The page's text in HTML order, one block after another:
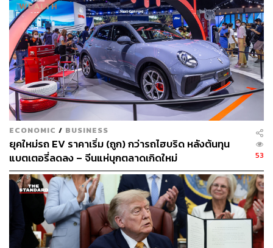
รู้จัก ‘ZEEKR’ เป็นใครมาจากไหน
ZEEKR (ออกเสียงว่า ซีเคอร์) หรือ ZEEKR Intelligent
Technology เป็นแบรนด์ EV ในเครือบริษัท Geely Holding
Group ของจีน ก่อตั้งในปี 2564 ซึ่งเป็นเครือเดียวกับ Geely
Auto, Lynk & Co, Geometry, Volvo Cars, Polestar, Lotus,
London Electric Vehicle Company, Farizon Auto, Radar
Auto และ CAO CAO Mobility ซึ่ง ZEEKR ถือเป็นแบรนด์ EV
ที่หรูหราและใหม่ล่าสุดของกลุ่ม ที่วางรากฐานของแบรนด์
เป็น A Luxury Technology Brand for a New Era โดย
ZEEKR มีสำนักงานใหญ่อยู่ในเมืองหางโจว ประเทศจีน ที่
วางจุดเด่นในการทำตลาดที่เจาะไปในเซ็กเมนต์พรีเมียม-ลัก
ชัวรี สำหรับรถยนต์ที่ใช้พลังงานแบตเตอรี่ (BEV)
ECONOMIC / BUSINESS
ยุคใหม่รถ EV ราคาเริ่ม (ถูก) กว่ารถไฮบริด หลังต้นทุน
แบตเตอรี่ลดลง – จีนแห่บุกตลาดเกิดใหม่
53